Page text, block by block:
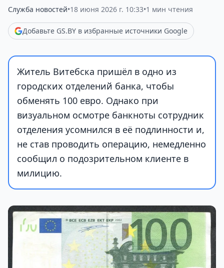
Служба новостей•18 июня 2026 г. 10:33•1 мин чтения
Добавьте GS.BY в избранные источники Google
Житель Витебска пришёл в одно из
городских отделений банка, чтобы
обменять 100 евро. Однако при
визуальном осмотре банкноты сотрудник
отделения усомнился в её подлинности и,
не став проводить операцию, немедленно
сообщил о подозрительном клиенте в
милицию.